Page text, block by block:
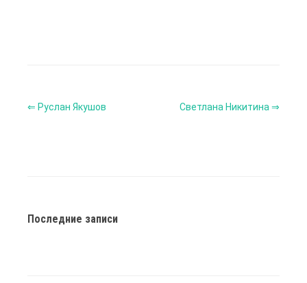
⇐ Руслан Якушов Светлана Никитина ⇒
Последние записи